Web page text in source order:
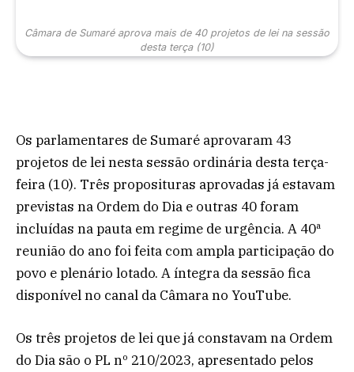
Câmara de Sumaré aprova mais de 40 projetos de lei na sessão
desta terça (10)
Os parlamentares de Sumaré aprovaram 43
projetos de lei nesta sessão ordinária desta terça-
feira (10). Três proposituras aprovadas já estavam
previstas na Ordem do Dia e outras 40 foram
incluídas na pauta em regime de urgência. A 40ª
reunião do ano foi feita com ampla participação do
povo e plenário lotado. A íntegra da sessão fica
disponível no canal da Câmara no YouTube.
Os três projetos de lei que já constavam na Ordem
do Dia são o PL nº 210/2023, apresentado pelos